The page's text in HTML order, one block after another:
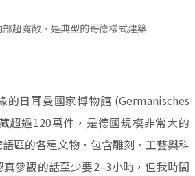
超寬敞，是典型的哥德樣式建築
的日耳曼國家博物館 (Germanisches
超過120萬件，是德國規模非常大的
區的各種文物，包含雕刻、工藝與科
參觀的話至少要2–3小時，但我時間